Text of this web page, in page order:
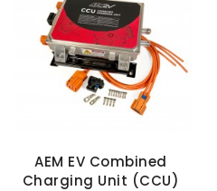
AEM EV Combined
Charging Unit (CCU)